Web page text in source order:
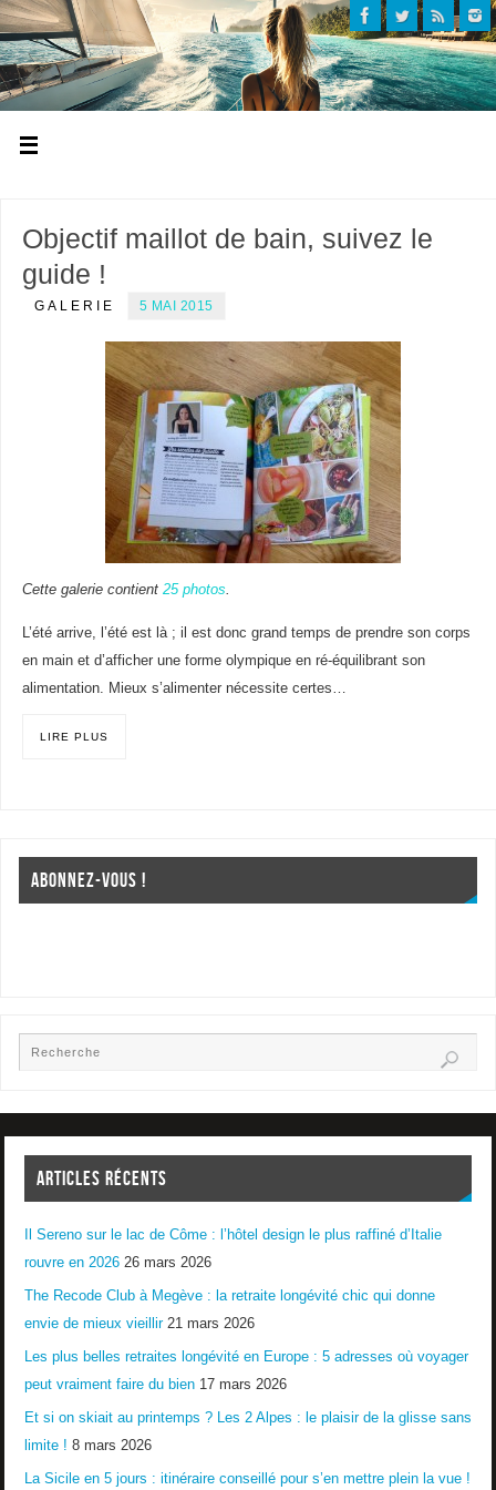
Objectif maillot de bain, suivez le
guide !
GALERIE 5 MAI 2015
Cette galerie contient 25 photos.
L’été arrive, l’été est là ; il est donc grand temps de prendre son corps
en main et d’afficher une forme olympique en ré-équilibrant son
alimentation. Mieux s’alimenter nécessite certes…
LIRE PLUS
ABONNEZ-VOUS !
ARTICLES RÉCENTS
Il Sereno sur le lac de Côme : l’hôtel design le plus raffiné d’Italie
rouvre en 2026 26 mars 2026
The Recode Club à Megève : la retraite longévité chic qui donne
envie de mieux vieillir 21 mars 2026
Les plus belles retraites longévité en Europe : 5 adresses où voyager
peut vraiment faire du bien 17 mars 2026
Et si on skiait au printemps ? Les 2 Alpes : le plaisir de la glisse sans
limite ! 8 mars 2026
La Sicile en 5 jours : itinéraire conseillé pour s’en mettre plein la vue !